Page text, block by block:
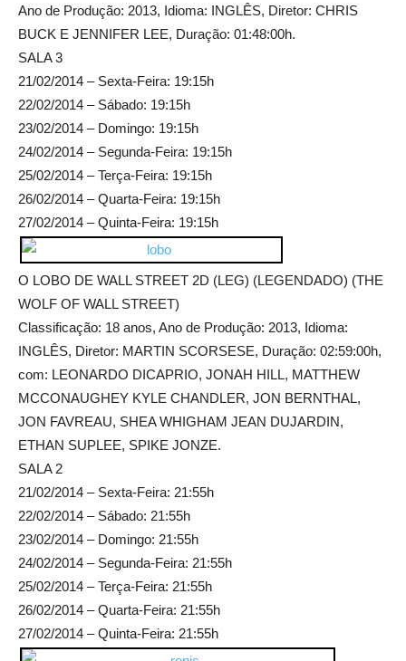
Ano de Produção: 2013, Idioma: INGLÊS, Diretor: CHRIS
BUCK E JENNIFER LEE, Duração: 01:48:00h.
SALA 3
21/02/2014 – Sexta-Feira: 19:15h
22/02/2014 – Sábado: 19:15h
23/02/2014 – Domingo: 19:15h
24/02/2014 – Segunda-Feira: 19:15h
25/02/2014 – Terça-Feira: 19:15h
26/02/2014 – Quarta-Feira: 19:15h
27/02/2014 – Quinta-Feira: 19:15h
O LOBO DE WALL STREET 2D (LEG) (LEGENDADO) (THE
WOLF OF WALL STREET)
Classificação: 18 anos, Ano de Produção: 2013, Idioma:
INGLÊS, Diretor: MARTIN SCORSESE, Duração: 02:59:00h,
com: LEONARDO DICAPRIO, JONAH HILL, MATTHEW
MCCONAUGHEY KYLE CHANDLER, JON BERNTHAL,
JON FAVREAU, SHEA WHIGHAM JEAN DUJARDIN,
ETHAN SUPLEE, SPIKE JONZE.
SALA 2
21/02/2014 – Sexta-Feira: 21:55h
22/02/2014 – Sábado: 21:55h
23/02/2014 – Domingo: 21:55h
24/02/2014 – Segunda-Feira: 21:55h
25/02/2014 – Terça-Feira: 21:55h
26/02/2014 – Quarta-Feira: 21:55h
27/02/2014 – Quinta-Feira: 21:55h